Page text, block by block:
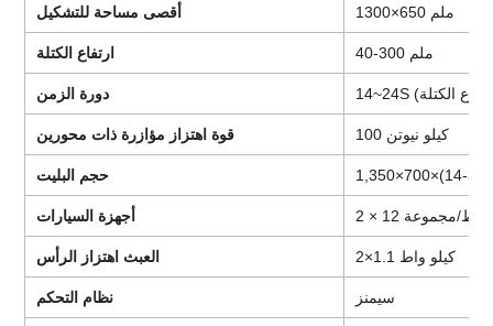
أقصى مساحة للتشكيل 1300×650 ملم
ارتفاع الكتلة 40-300 ملم
دورة الزمن
قوة اهتزاز مؤازرة ذات محورين 100 كيلو نيوتن
حجم البليت
أجهزة السيارات كيلو واط/مجموعة
العبث اهتزاز الرأس 2×1.1 كيلو واط
نظام التحكم سيمنز